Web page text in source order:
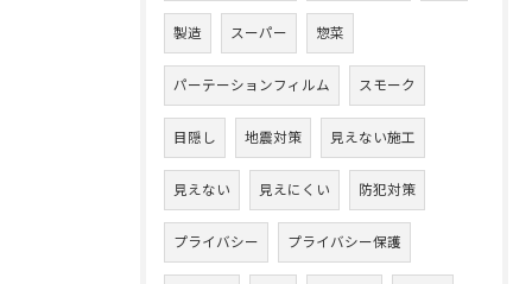
製造 スーパー 惣菜
パーテーションフィルム スモーク
目隠し 地震対策 見えない施工
見えない 見えにくい 防犯対策
プライバシー プライバシー保護